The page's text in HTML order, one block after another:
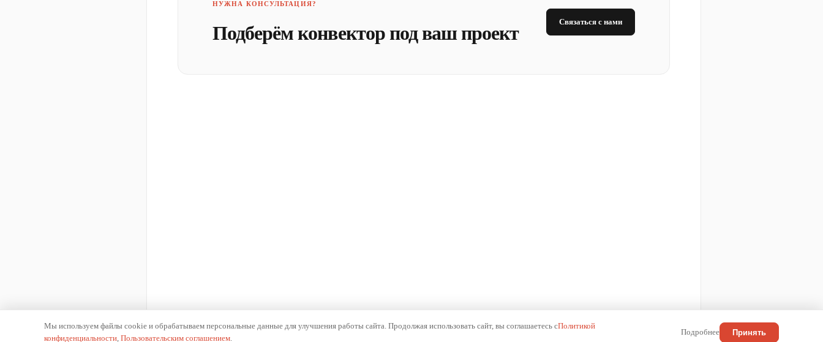
НУЖНА КОНСУЛЬТАЦИЯ?
Подберём конвектор под ваш проект Связаться с нами
Мы используем файлы cookie и обрабатываем персональные данные для улучшения работы сайта. Продолжая использовать сайт, вы соглашаетесь сПолитикой
конфиденциальности, Пользовательским соглашением.
Подробнее Принять